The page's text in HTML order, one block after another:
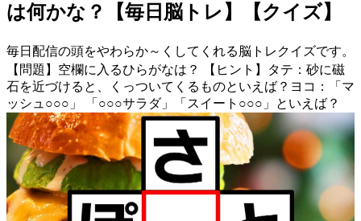
は何かな？【毎日脳トレ】【クイズ】
毎日配信の頭をやわらか～くしてくれる脳トレクイズです。
【問題】空欄に入るひらがなは？ 【ヒント】タテ：砂に磁
石を近づけると、くっついてくるものといえば？ヨコ：「マ
ッシュ○○○」 「○○○サラダ」「スイート○○○」といえば？